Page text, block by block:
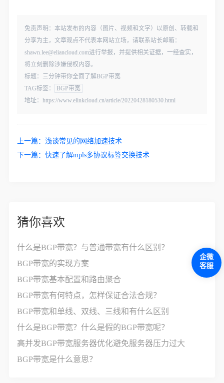
免责声明：本站发布的内容（图片、视频和文字）以原创、转载和
分享为主，文章观点不代表本网站立场，请联系站长邮箱：
shawn.lee@eliancloud.com进行举报，并提供相关证据，一经查实，
将立刻删除涉嫌侵权内容。
标题：三分钟带你全面了解BGP带宽
TAG标签：
BGP带宽
地址：https://www.elinkcloud.cn/article/20220428180530.html
上一篇：浅谈常见的网络加速技术
下一篇：快速了解mpls多协议标签交换技术
猜你喜欢
什么是BGP带宽？与普通带宽有什么区别？
BGP带宽的实现方案
BGP带宽基本配置和路由聚合
BGP带宽有何特点，怎样保证合法合规？
BGP带宽和单线、双线、三线和有什么区别
什么是BGP带宽？什么是假的BGP带宽呢？
高并发BGP带宽服务器优化避免服务器压力过大
BGP带宽是什么意思？
企微
客服